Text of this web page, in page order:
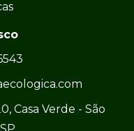
Casa Verde - São